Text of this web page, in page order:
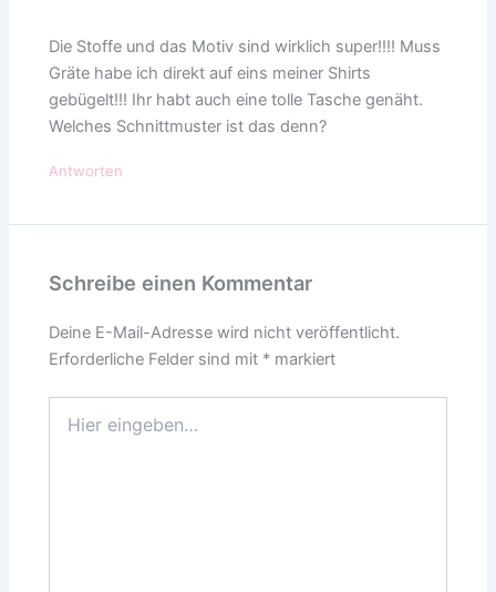
Die Stoffe und das Motiv sind wirklich super!!!! Muss
Gräte habe ich direkt auf eins meiner Shirts
gebügelt!!! Ihr habt auch eine tolle Tasche genäht.
Welches Schnittmuster ist das denn?
Antworten
Schreibe einen Kommentar
Deine E-Mail-Adresse wird nicht veröffentlicht.
Erforderliche Felder sind mit * markiert
eingeben…